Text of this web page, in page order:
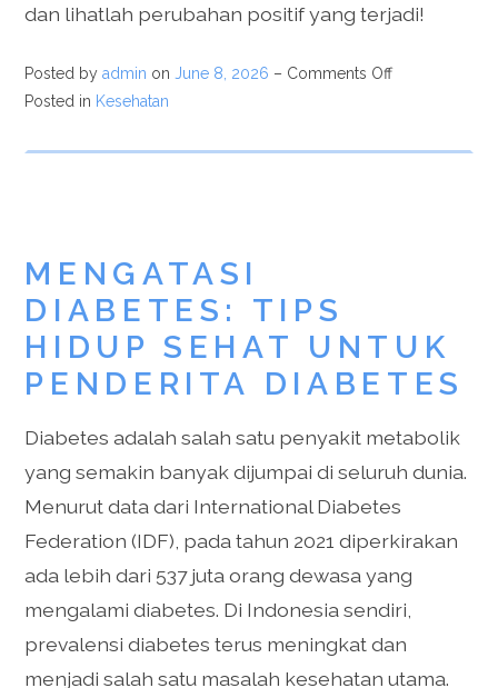
dan lihatlah perubahan positif yang terjadi!
Posted byadmin on June 8, 2026 – Comments Off
Posted in Kesehatan
MENGATASI
DIABETES: TIPS
HIDUP SEHAT UNTUK
PENDERITA DIABETES
Diabetes adalah salah satu penyakit metabolik
yang semakin banyak dijumpai di seluruh dunia.
Menurut data dari International Diabetes
Federation (IDF), pada tahun 2021 diperkirakan
ada lebih dari 537 juta orang dewasa yang
mengalami diabetes. Di Indonesia sendiri,
prevalensi diabetes terus meningkat dan
menjadi salah satu masalah kesehatan utama.